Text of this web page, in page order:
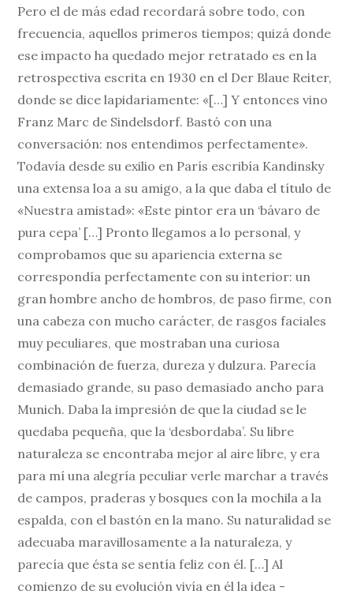
Pero el de más edad recordará sobre todo, con
frecuencia, aquellos primeros tiempos; quizá donde
ese impacto ha quedado mejor retratado es en la
retrospectiva escrita en 1930 en el Der Blaue Reiter,
donde se dice lapidariamente: «[…] Y entonces vino
Franz Marc de Sindelsdorf. Bastó con una
conversación: nos entendimos perfectamente».
Todavía desde su exilio en París escribía Kandinsky
una extensa loa a su amigo, a la que daba el título de
«Nuestra amistad»: «Este pintor era un ‘bávaro de
pura cepa’ […] Pronto llegamos a lo personal, y
comprobamos que su apariencia externa se
correspondía perfectamente con su interior: un
gran hombre ancho de hombros, de paso firme, con
una cabeza con mucho carácter, de rasgos faciales
muy peculiares, que mostraban una curiosa
combinación de fuerza, dureza y dulzura. Parecía
demasiado grande, su paso demasiado ancho para
Munich. Daba la impresión de que la ciudad se le
quedaba pequeña, que la ‘desbordaba’. Su libre
naturaleza se encontraba mejor al aire libre, y era
para mí una alegría peculiar verle marchar a través
de campos, praderas y bosques con la mochila a la
espalda, con el bastón en la mano. Su naturalidad se
adecuaba maravillosamente a la naturaleza, y
parecía que ésta se sentía feliz con él. […] Al
comienzo de su evolución vivía en él la idea -